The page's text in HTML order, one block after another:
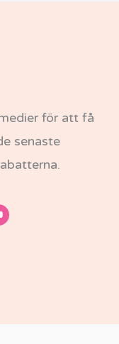
för att få
senaste